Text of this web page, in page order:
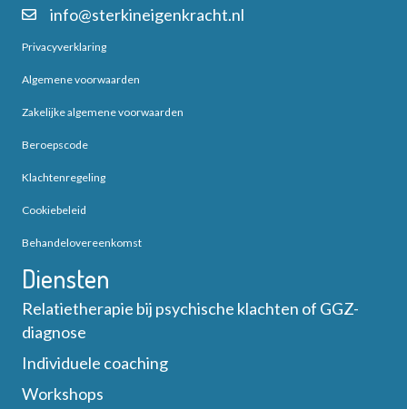
info@sterkineigenkracht.nl
Privacyverklaring
Algemene voorwaarden
Zakelijke algemene voorwaarden
Beroepscode
Klachtenregeling
Cookiebeleid
Behandelovereenkomst
Diensten
Relatietherapie bij psychische klachten of GGZ-
diagnose
Individuele coaching
Workshops